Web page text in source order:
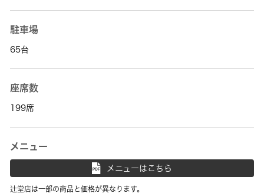
駐車場
65台
座席数
199席
メニュー
メニューはこちら
辻堂店は一部の商品と価格が異なります。